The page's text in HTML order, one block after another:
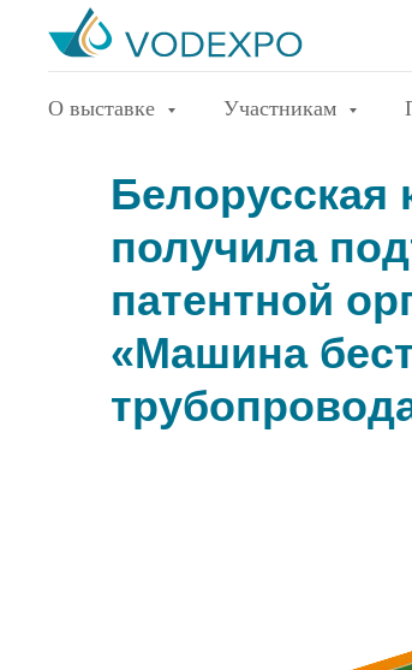
О выставке Участникам
получила
патентной
«Машина